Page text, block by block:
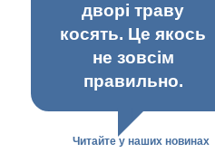
дворі траву
косять. Це якось
не зовсім
правильно.
Читайте у наших новинах